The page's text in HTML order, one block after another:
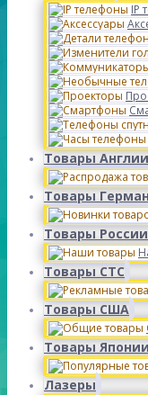
IP
Товары Англии
Товары
Товары России
Товары СТС
Товары США
Товары Японии
Лазеры